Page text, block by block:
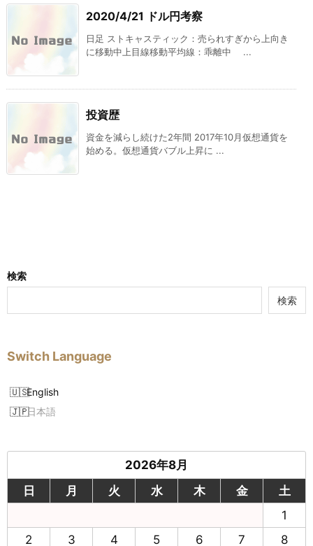
2020/4/21 ドル円考察
日足 ストキャスティック：売られすぎから上向き
に移動中上目線移動平均線：乖離中 ...
投資歴
資金を減らし続けた2年間 2017年10月仮想通貨を
始める。仮想通貨バブル上昇に ...
検索
検索
Switch Language
English
日本語
2026年8月
日
月 火 水 木 金
土
1
2
3 4 5 6 7
8